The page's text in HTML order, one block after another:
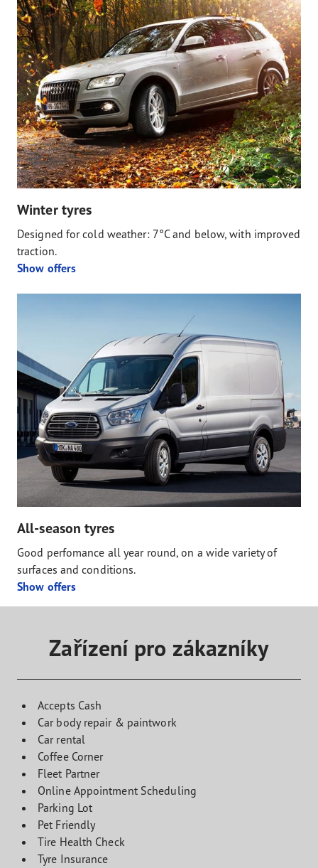
Winter tyres
Designed for cold weather: 7°C and below, with improved
traction.
Show offers
All-season tyres
Good perfomance all year round, on a wide variety of
surfaces and conditions.
Show offers
Zařízení pro zákazníky
Accepts Cash
Car body repair & paintwork
Car rental
Coffee Corner
Fleet Partner
Online Appointment Scheduling
Parking Lot
Pet Friendly
Tire Health Check
Tyre Insurance